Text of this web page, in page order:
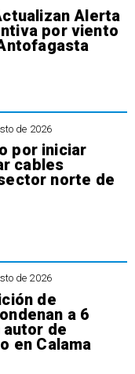
Alerta
por viento
de 2026
por iniciar
cables
norte de
de 2026
de
a 6
autor de
en Calama